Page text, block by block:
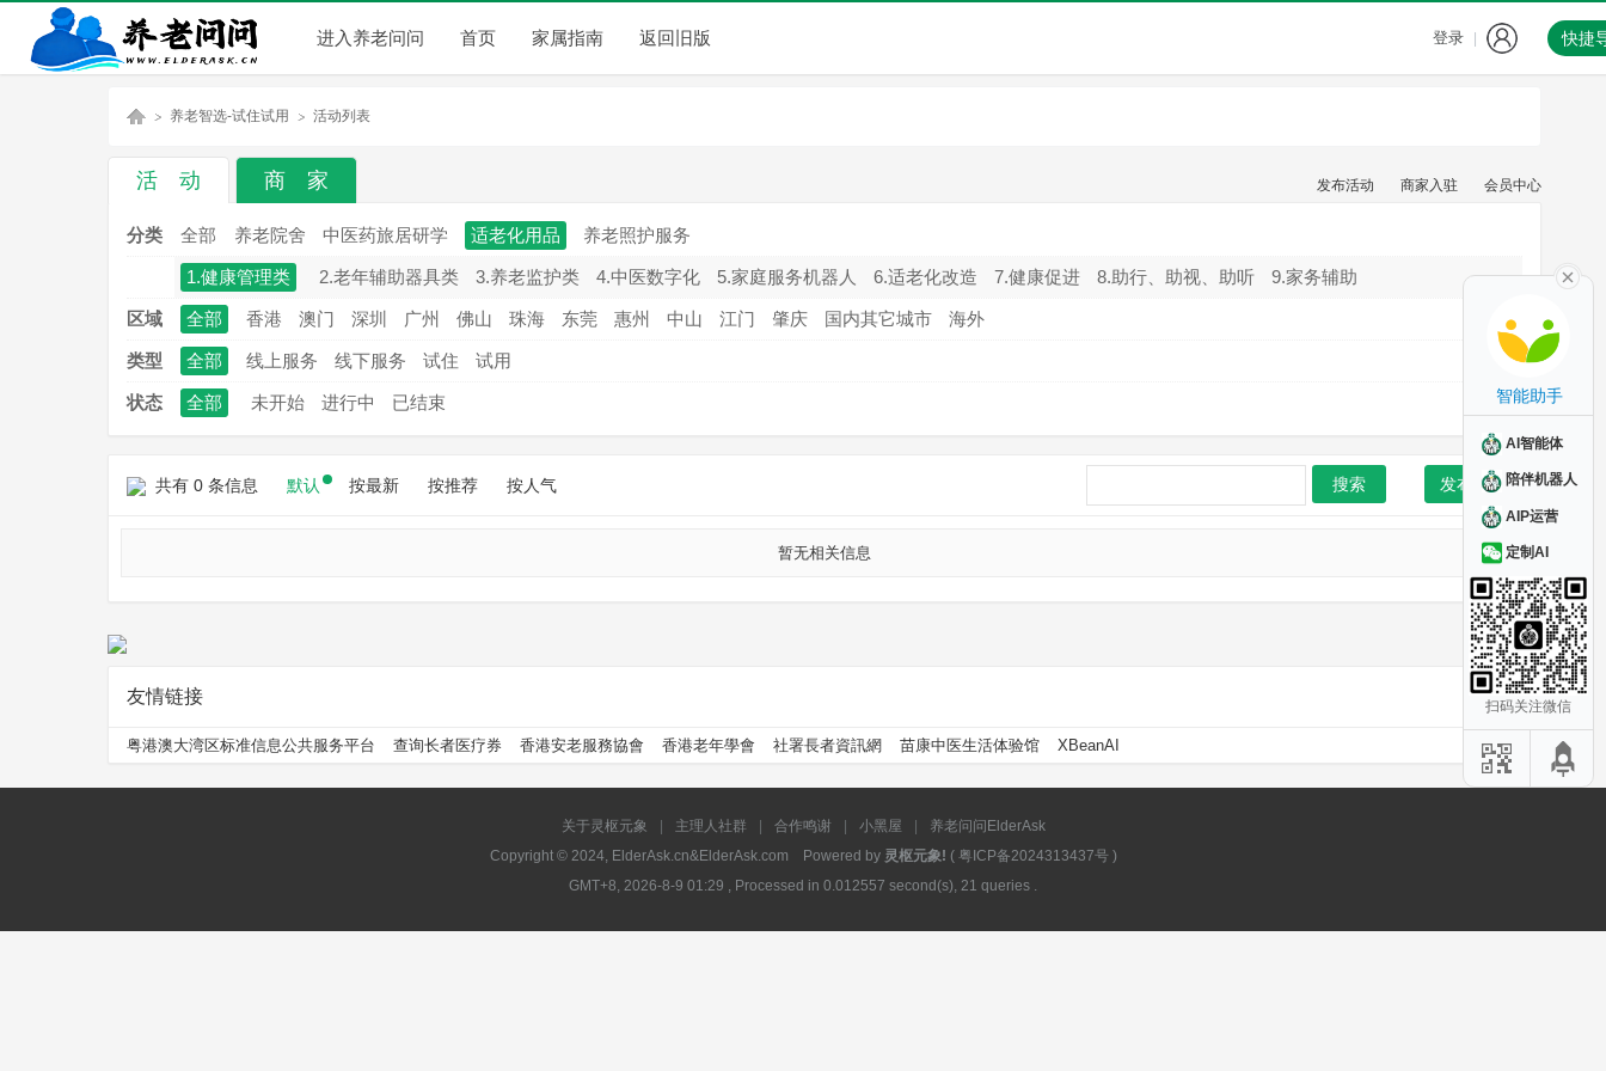
进入养老问问 首页 家属指南 返回旧版 快捷
登录
问
问
养老智选-试住试用 活动列表
活 动 商 家 发布活动 商家入驻 会员中心
分类 全部 养老院舍 中医药旅居研学 适老化用品 养老照护服务
1.健康管理类 2.老年辅助器具类 3.养老监护类 4.中医数字化 5.家庭服务机器人 6.适老化改造 7.健康促进 8.助行、助视、助听 9.家务辅助
区域 全部 香港 澳门 深圳 广州 佛山 珠海 东莞 惠州 中山 江门 肇庆 国内其它城市 海外
类型 全部 线上服务 线下服务 试住 试用
状态 全部 未开始 进行中 已结束
共有 0 条信息 默认 按最新 按推荐 按人气 搜索 发布活动
暂无相关信息
友情链接
粤港澳大湾区标准信息公共服务平台 查询长者医疗券 香港安老服務協會 香港老年學會 社署長者資訊網 苗康中医生活体验馆 XBeanAI
关于灵枢元象 主理人社群 合作鸣谢 小黑屋
养老问问ElderAsk
Copyright © 2024, ElderAsk.cn&ElderAsk.com Powered by 灵枢元象! ( 粤ICP备2024313437号)
GMT+8, 2026-8-9 01:29 , Processed in 0.012557 second(s), 21 queries .
智能助手
AI智能体
陪伴机器人
AIP运营
定制AI
扫码关注微信